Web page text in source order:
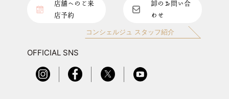
店舗へのご来
店予約
卸のお問い合
わせ
コンシェルジュ スタッフ紹介
OFFICIAL SNS